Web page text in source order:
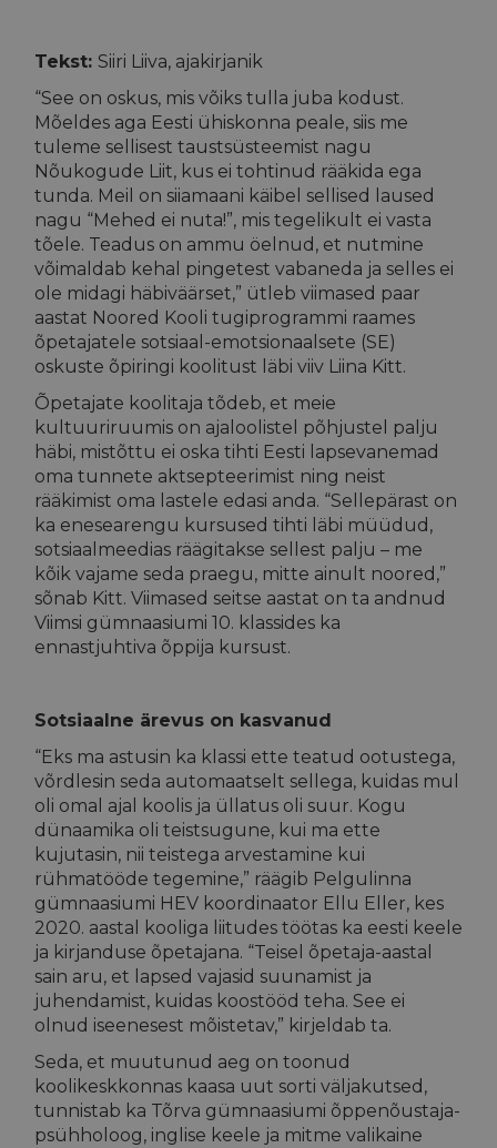
Sotsiaal-emotsionaalse pädevus Eesti
haridusvaldkonnas
KiVa
VEPA
Kiusamisest vabaks
Meie maailm
TORE
Vaikuseminutid
Taastav õigus (MTÜ RuaCrew)
Tekst: Siiri Liiva, ajakirjanik
“See on oskus, mis võiks tulla juba kodust.
Mõeldes aga Eesti ühiskonna peale, siis me
tuleme sellisest taustsüsteemist nagu
Nõukogude Liit, kus ei tohtinud rääkida ega
tunda. Meil on siiamaani käibel sellised laused
nagu “Mehed ei nuta!”, mis tegelikult ei vasta
tõele. Teadus on ammu öelnud, et nutmine
võimaldab kehal pingetest vabaneda ja selles ei
ole midagi häbiväärset,” ütleb viimased paar
aastat Noored Kooli tugiprogrammi raames
õpetajatele sotsiaal-emotsionaalsete (SE)
oskuste õpiringi koolitust läbi viiv Liina Kitt.
Õpetajate koolitaja tõdeb, et meie
kultuuriruumis on ajaloolistel põhjustel palju
häbi, mistõttu ei oska tihti Eesti lapsevanemad
oma tunnete aktsepteerimist ning neist
rääkimist oma lastele edasi anda. “Sellepärast on
ka enesearengu kursused tihti läbi müüdud,
sotsiaalmeedias räägitakse sellest palju – me
kõik vajame seda praegu, mitte ainult noored,”
sõnab Kitt. Viimased seitse aastat on ta andnud
Viimsi gümnaasiumi 10. klassides ka
ennastjuhtiva õppija kursust.
Sotsiaalne ärevus on kasvanud
“Eks ma astusin ka klassi ette teatud ootustega,
võrdlesin seda automaatselt sellega, kuidas mul
oli omal ajal koolis ja üllatus oli suur. Kogu
dünaamika oli teistsugune, kui ma ette
kujutasin, nii teistega arvestamine kui
rühmatööde tegemine,” räägib Pelgulinna
gümnaasiumi HEV koordinaator Ellu Eller, kes
2020. aastal kooliga liitudes töötas ka eesti keele
ja kirjanduse õpetajana. “Teisel õpetaja-aastal
sain aru, et lapsed vajasid suunamist ja
juhendamist, kuidas koostööd teha. See ei
olnud iseenesest mõistetav,” kirjeldab ta.
Seda, et muutunud aeg on toonud
koolikeskkonnas kaasa uut sorti väljakutsed,
tunnistab ka Tõrva gümnaasiumi õppenõustaja-
psühholoog, inglise keele ja mitme valikaine